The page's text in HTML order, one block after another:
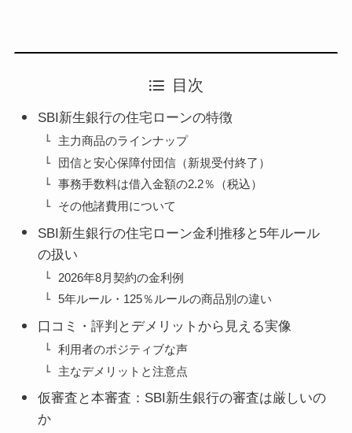
目次
SBI新生銀行の住宅ローンの特徴
主力商品のラインナップ
団信と安心保障付団信（新規受付終了）
事務手数料は借入金額の2.2％（税込）
その他諸費用について
SBI新生銀行の住宅ローン金利推移と5年ルール
の扱い
2026年8月契約の金利例
5年ルール・125％ルールの商品別の違い
口コミ・評判とデメリットから見える実像
利用者のポジティブな声
主なデメリットと注意点
仮審査と本審査：SBI新生銀行の審査は厳しいの
か